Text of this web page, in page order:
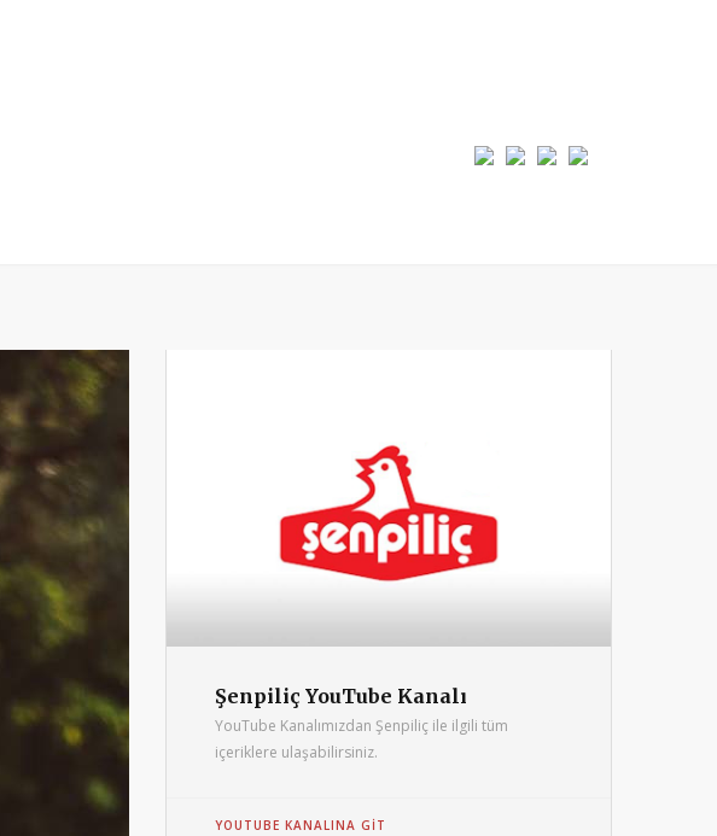
Şenpiliç YouTube Kanalı
YouTube Kanalımızdan Şenpiliç ile ilgili tüm
içeriklere ulaşabilirsiniz.
YOUTUBE KANALINA GIT